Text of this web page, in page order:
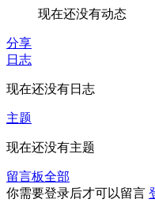
现在还没有动态
分享
日志
现在还没有日志
主题
现在还没有主题
留言板全部
你需要登录后才可以留言